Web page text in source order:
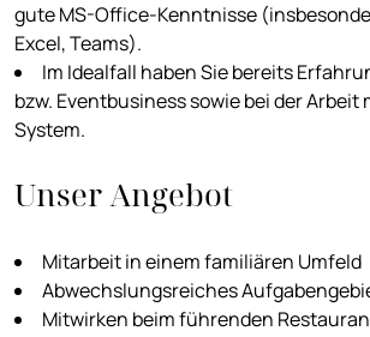
gute MS-Office-Kenntnisse
Excel, Teams).
Im Idealfall haben Sie bereits
bzw. Eventbusiness sowie bei der Arbeit
System.
Unser Angebot
Mitarbeit in einem familiären Umfeld
Abwechslungsreiches
Mitwirken beim führenden